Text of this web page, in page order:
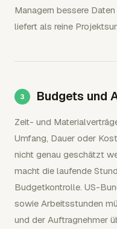
Managern bessere
liefert als reine
Budgets und
Zeit- und
Umfang, Dauer oder
nicht genau geschätzt
macht die laufende
Budgetkontrolle. US-
sowie Arbeitsstunden
und der Auftragnehmer